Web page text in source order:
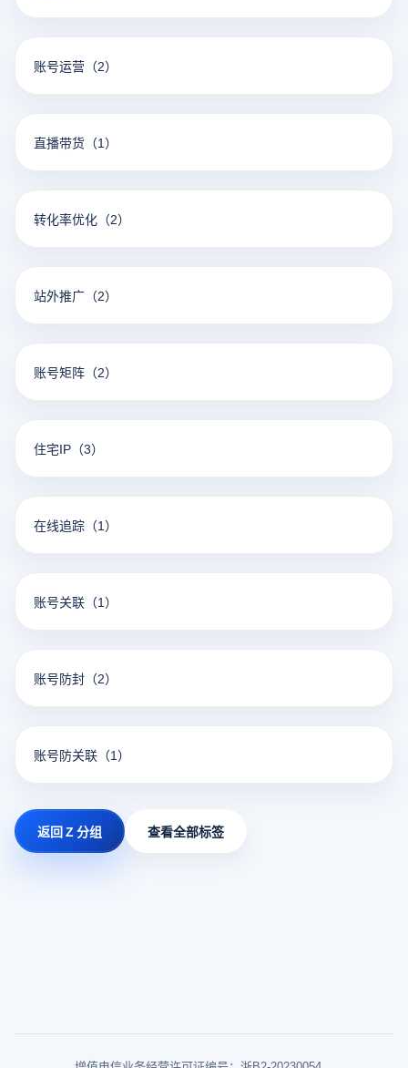
账号运营 （2）
直播带货 （1）
转化率优化 （2）
站外推广 （2）
账号矩阵 （2）
住宅IP （3）
在线追踪 （1）
账号关联 （1）
账号防封 （2）
账号防关联 （1）
返回 Z 分组 查看全部标签